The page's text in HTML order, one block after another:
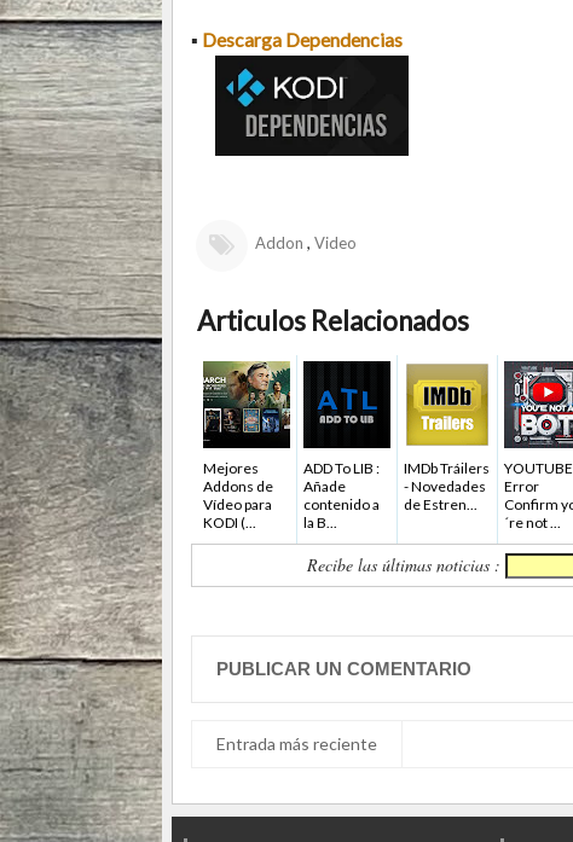
▪ Descarga Dependencias
Addon , Video
Articulos Relacionados
Mejores
Addons de
Vídeo para
KODI (...
ADD To LIB :
Añade
contenido a
la B...
IMDb Tráilers
- Novedades
de Estren...
Error
Confirm
´re not ...
Recibe las últimas noticias :
PUBLICAR UN COMENTARIO
Entrada más reciente